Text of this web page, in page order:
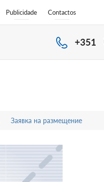
Publicidade Contactos
+351
Заявка на размещение